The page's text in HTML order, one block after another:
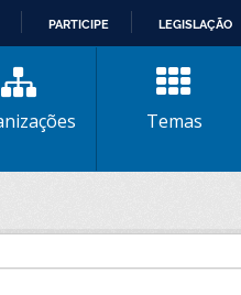
PARTICIPE LEGISLAÇÃO
Temas